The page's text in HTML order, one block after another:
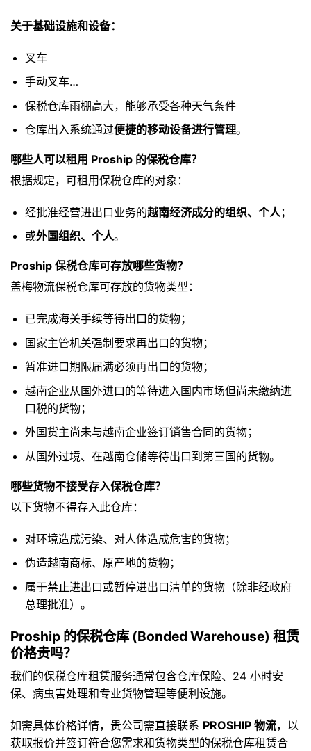
关于基础设施和设备：
叉车
手动叉车…
保税仓库雨棚高大，能够承受各种天气条件
仓库出入系统通过便捷的移动设备进行管理。
哪些人可以租用 Proship 的保税仓库？
根据规定，可租用保税仓库的对象：
经批准经营进出口业务的越南经济成分的组织、个人 ；
或外国组织、个人。
Proship 保税仓库可存放哪些货物？
盖梅物流保税仓库可存放的货物类型：
已完成海关手续等待出口的货物；
国家主管机关强制要求再出口的货物；
暂准进口期限届满必须再出口的货物；
越南企业从国外进口的等待进入国内市场但尚未缴纳进
口税的货物；
外国货主尚未与越南企业签订销售合同的货物；
从国外过境、在越南仓储等待出口到第三国的货物。
哪些货物不接受存入保税仓库？
以下货物不得存入此仓库：
对环境造成污染、对人体造成危害的货物；
伪造越南商标、原产地的货物；
属于禁止进出口或暂停进出口清单的货物（除非经政府
总理批准）。
Proship 的保税仓库 (Bonded Warehouse) 租赁
价格贵吗？
我们的保税仓库租赁服务通常包含仓库保险、24 小时安
保、病虫害处理和专业货物管理等便利设施。
如需具体价格详情，贵公司需直接联系 PROSHIP 物流，以
获取报价并签订符合您需求和货物类型的保税仓库租赁合